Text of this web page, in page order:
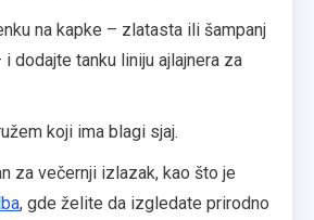
na kapke – zlatasta ili šampanj
dodajte tanku liniju ajlajnera za
koji ima blagi sjaj.
za večernji izlazak, kao što je
, gde želite da izgledate prirodno